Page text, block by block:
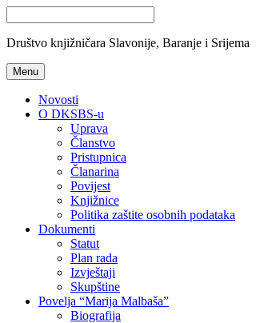
Društvo knjižničara Slavonije, Baranje i Srijema
Menu
Novosti
O DKSBS-u
Uprava
Članstvo
Pristupnica
Članarina
Povijest
Knjižnice
Politika zaštite osobnih podataka
Dokumenti
Statut
Plan rada
Izvještaji
Skupštine
Povelja “Marija Malbaša”
Biografija